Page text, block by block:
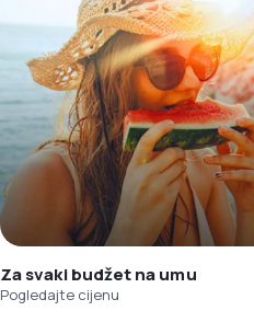
Za svaki budžet na umu
Pogledajte cijenu